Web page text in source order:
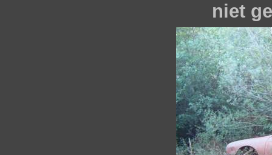
niet